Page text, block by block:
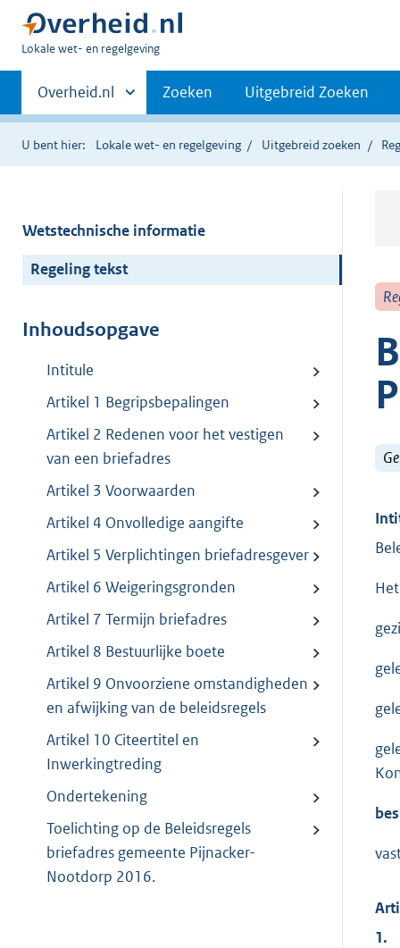
U
hier:
Lokale wet- en regelgeving
Primaire
navigatie
Andere
sites
binnen
Overheid.nl Zoeken Uitgebreid Zoeken
U bent hier: Lokale wet- en regelgeving Uitgebreid zoeken
Wetstechnische informatie
Regeling tekst
Inhoudsopgave
Intitule
Artikel 1 Begripsbepalingen
Artikel 2 Redenen voor het vestigen
van een briefadres
Artikel 3 Voorwaarden
Artikel 4 Onvolledige aangifte
Artikel 5 Verplichtingen briefadresgever
Artikel 6 Weigeringsgronden
Artikel 7 Termijn briefadres
Artikel 8 Bestuurlijke boete
Artikel 9 Onvoorziene omstandigheden
en afwijking van de beleidsregels
Artikel 10 Citeertitel en
Inwerkingtreding
Ondertekening
Toelichting op de Beleidsregels
briefadres gemeente Pijnacker-
Nootdorp 2016.
1.